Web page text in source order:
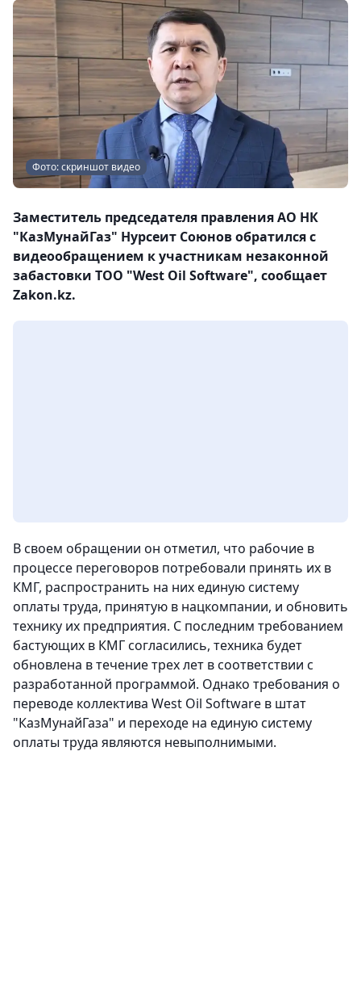
Фото: скриншот видео
Заместитель председателя правления АО НК
"КазМунайГаз" Нурсеит Союнов обратился с
видеообращением к участникам незаконной
забастовки ТОО "West Oil Software", сообщает
Zakon.kz.
В своем обращении он отметил, что рабочие в
процессе переговоров потребовали принять их в
КМГ, распространить на них единую систему
оплаты труда, принятую в нацкомпании, и обновить
технику их предприятия. С последним требованием
бастующих в КМГ согласились, техника будет
обновлена в течение трех лет в соответствии с
разработанной программой. Однако требования о
переводе коллектива West Oil Software в штат
"КазМунайГаза" и переходе на единую систему
оплаты труда являются невыполнимыми.